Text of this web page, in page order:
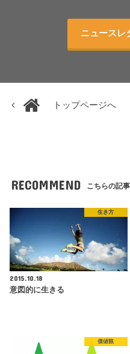
ニュースレ
トップページへ
RECOMMEND こちらの記
生き方
2015.10.18
意図的に生きる
価値観